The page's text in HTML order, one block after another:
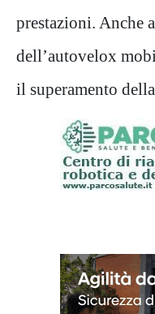
prestazioni. Anche
dell’autovelox
il superamento